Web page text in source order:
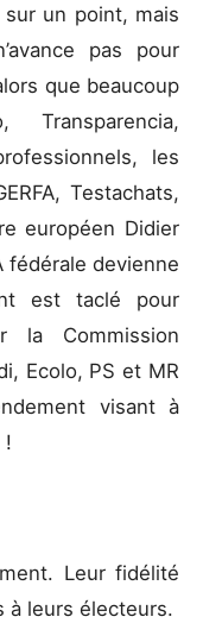
sur un point, mais
pas pour
que beaucoup
les
Testachats,
européen Didier
fédérale devienne
est taclé pour
la Commission
Ecolo, PS et MR
visant à
!
Leur fidélité
à leurs électeurs.